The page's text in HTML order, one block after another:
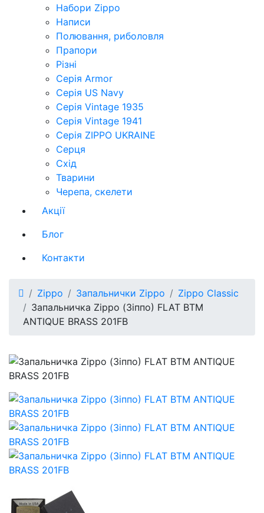
Набори Zippo
Написи
Полювання, риболовля
Прапори
Різні
Серія Armor
Серія US Navy
Серія Vintage 1935
Серія Vintage 1941
Серія ZIPPO UKRAINE
Серця
Схід
Тварини
Черепа, скелети
Акції
Блог
Контакти
Zippo Запальнички Zippo
Zippo Classic
Запальничка Zippo (Зіппо) FLAT BTM
ANTIQUE BRASS 201FB